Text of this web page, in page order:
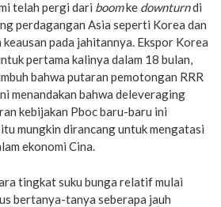
telah pergi dari boomke downturndi
perdagangan Asia seperti Korea dan
keausan pada jahitannya. Ekspor Korea
pertama kalinya dalam 18 bulan,
bahwa putaran pemotongan RRR
menandakan bahwa deleveraging
kebijakan Pboc baru-baru ini
mungkin dirancang untuk mengatasi
ekonomi Cina.
tingkat suku bunga relatif mulai
bertanya-tanya seberapa jauh